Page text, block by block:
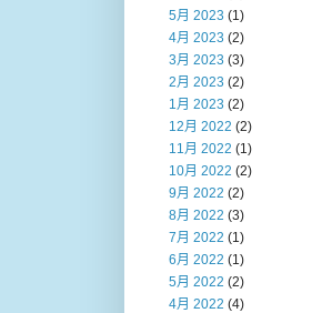
5月 2023 (1)
4月 2023 (2)
3月 2023 (3)
2月 2023 (2)
1月 2023 (2)
12月 2022 (2)
11月 2022 (1)
10月 2022 (2)
9月 2022 (2)
8月 2022 (3)
7月 2022 (1)
6月 2022 (1)
5月 2022 (2)
4月 2022 (4)